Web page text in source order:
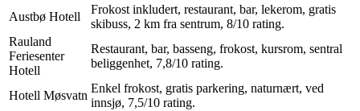
Austbø Hotell
Frokost inkludert, restaurant, bar, lekerom, gratis
skibuss, 2 km fra sentrum, 8/10 rating.
Rauland
Feriesenter
Hotell
Restaurant, bar, basseng, frokost, kursrom, sentral
beliggenhet, 7,8/10 rating.
Hotell Møsvatn
Enkel frokost, gratis parkering, naturnært, ved
innsjø, 7,5/10 rating.